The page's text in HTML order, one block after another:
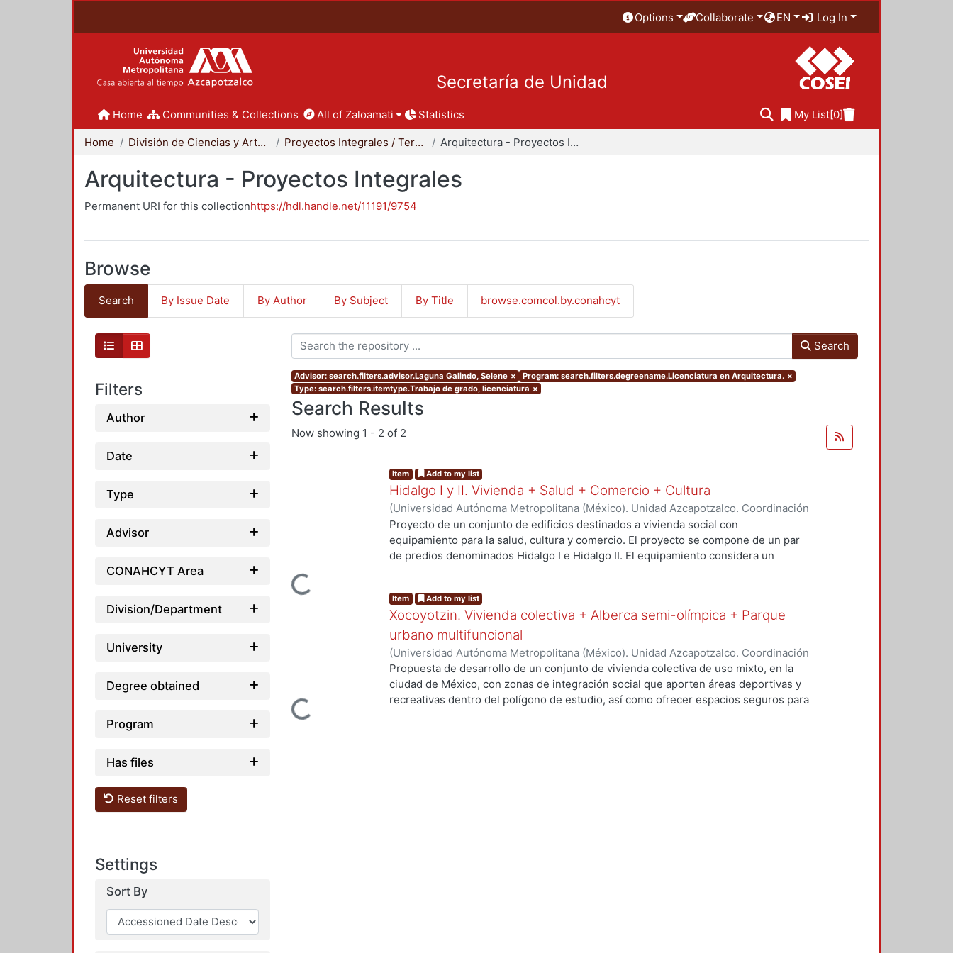
Options Collaborate EN Log In
Secretaría de Unidad
Home Communities & Collections All of Zaloamati Statistics My List[0]
Home División de Ciencias y Artes para el Diseño Proyectos Integrales / Terminales - Licenciatura Arquitectura - Proyectos Integrales
Arquitectura - Proyectos Integrales
Permanent URI for this collectionhttps://hdl.handle.net/11191/9754
Browse
Search By Issue Date By Author By Subject By Title browse.comcol.by.conahcyt
Filters
Author
Date
Type
Advisor
CONAHCYT Area
Division/Department
University
Degree obtained
Program
Has files
Reset filters
Settings
Sort By
Search
Advisor: search.filters.advisor.Laguna Galindo, Selene × Program: search.filters.degreename.Licenciatura en Arquitectura. ×
Type: search.filters.itemtype.Trabajo de grado, licenciatura ×
Search Results
Now showing 1 - 2 of 2
Loading...
Item Add to my list
Hidalgo I y II. Vivienda + Salud + Comercio + Cultura
(Universidad Autónoma Metropolitana (México). Unidad Azcapotzalco. Coordinación
de Servicios de Información.,2023-10)Escalona Rivero, Yesenia; Salvador Ramírez,
Raymundo David
Proyecto de un conjunto de edificios destinados a vivienda social con
equipamiento para la salud, cultura y comercio. El proyecto se compone de un par
de predios denominados Hidalgo I e Hidalgo II. El equipamiento considera un
resolver el deterioro y escasez de vivienda asequible además de incluir espacios
verdes, áreas sociales, y mejorar la movilidad entre vehículos, ciclistas y peatones.
Loading...
Item Add to my list
Xocoyotzin. Vivienda colectiva + Alberca semi-olímpica + Parque
urbano multifuncional
(Universidad Autónoma Metropolitana (México). Unidad Azcapotzalco. Coordinación
de Servicios de Información.,2023-10)Lozano Montaño, Andrea
Propuesta de desarrollo de un conjunto de vivienda colectiva de uso mixto, en la
ciudad de México, con zonas de integración social que aporten áreas deportivas y
recreativas dentro del polígono de estudio, así como ofrecer espacios seguros para